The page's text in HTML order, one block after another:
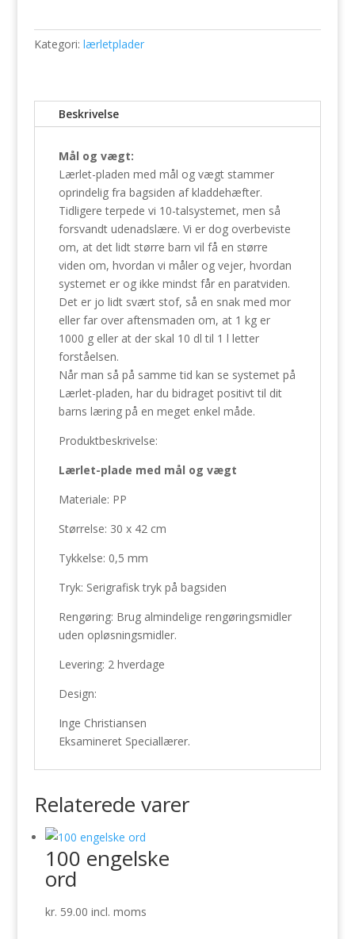
Kategori: lærletplader
Beskrivelse
Mål og vægt:
Lærlet-pladen med mål og vægt stammer
oprindelig fra bagsiden af kladdehæfter.
Tidligere terpede vi 10-talsystemet, men så
forsvandt udenadslære. Vi er dog overbeviste
om, at det lidt større barn vil få en større
viden om, hvordan vi måler og vejer, hvordan
systemet er og ikke mindst får en paratviden.
Det er jo lidt svært stof, så en snak med mor
eller far over aftensmaden om, at 1 kg er
1000 g eller at der skal 10 dl til 1 l letter
forståelsen.
Når man så på samme tid kan se systemet på
Lærlet-pladen, har du bidraget positivt til dit
barns læring på en meget enkel måde.
Produktbeskrivelse:
Lærlet-plade med mål og vægt
Materiale: PP
Størrelse: 30 x 42 cm
Tykkelse: 0,5 mm
Tryk: Serigrafisk tryk på bagsiden
Rengøring: Brug almindelige rengøringsmidler
uden opløsningsmidler.
Levering: 2 hverdage
Design:
Inge Christiansen
Eksamineret Speciallærer.
Relaterede varer
100 engelske
ord
kr. 59.00 incl. moms